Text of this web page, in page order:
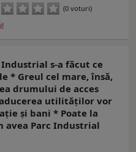
(0 voturi)
s-a făcut ce
* Greul cel mare, însă,
drumului de acces
utilităţilor vor
şi bani * Poate la
avea Parc Industrial